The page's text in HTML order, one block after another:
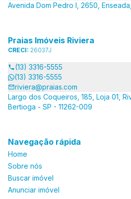
Avenida Dom Pedro I, 2650,
Praias Imóveis Riviera
CRECI: 26037J
(13) 3316-5555
(13) 3316-5555
riviera@praias.com
Largo dos Coqueiros, 185, Loja 01,
Bertioga - SP - 11262-009
Navegação rápida
Home
Sobre nós
Buscar imóvel
Anunciar imóvel